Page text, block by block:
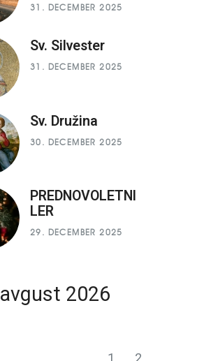
31. DECEMBER 2025
Sv. Silvester
31. DECEMBER 2025
Sv. Družina
30. DECEMBER 2025
PREDNOVOLETNI
LER
29. DECEMBER 2025
avgust 2026
1
2